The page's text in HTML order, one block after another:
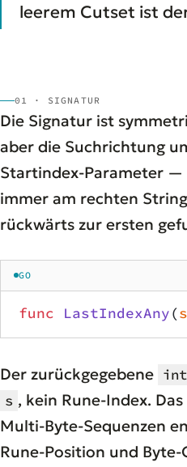
leerem Cutset ist
01 · SIGNATUR
Die Signatur ist
aber die Suchrichtung
Startindex-Parameter —
immer am rechten
rückwärts zur ersten
GO
func LastIndexAny(s
Der zurückgegebene int
s , kein Rune-Index.
Multi-Byte-Sequenzen
Rune-Position und